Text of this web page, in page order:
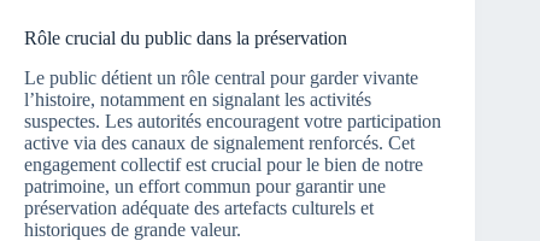
Rôle crucial du public dans la préservation
Le public détient un rôle central pour garder vivante
l’histoire, notamment en signalant les activités
suspectes. Les autorités encouragent votre participation
active via des canaux de signalement renforcés. Cet
engagement collectif est crucial pour le bien de notre
patrimoine, un effort commun pour garantir une
préservation adéquate des artefacts culturels et
historiques de grande valeur.